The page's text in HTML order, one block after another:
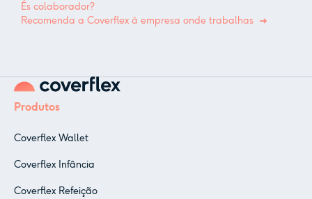
És colaborador?
Recomenda a Coverflex à empresa onde trabalhas
Produtos
Coverflex Wallet
Coverflex Infância
Coverflex Refeição